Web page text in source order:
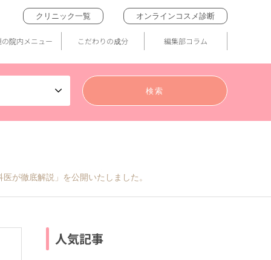
クリニック一覧 オンラインコスメ診断
院内メニュー こだわりの成分 編集部コラム
が徹底解説」を公開いたしました。
人気記事